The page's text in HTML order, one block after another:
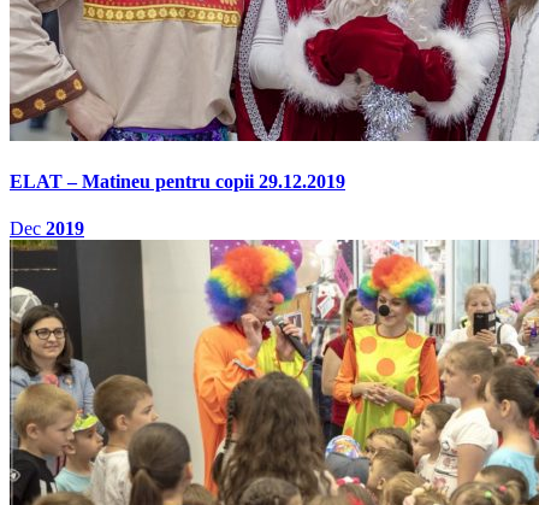
ELAT – Matineu pentru copii 29.12.2019
Dec 2019